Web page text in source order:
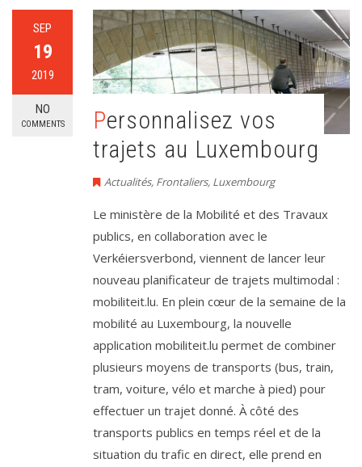
SEP
19
2019
NO
COMMENTS
Personnalisez vos
trajets au Luxembourg
Actualités, Frontaliers, Luxembourg
Le ministère de la Mobilité et des Travaux
publics, en collaboration avec le
Verkéiersverbond, viennent de lancer leur
nouveau planificateur de trajets multimodal :
mobiliteit.lu. En plein cœur de la semaine de la
mobilité au Luxembourg, la nouvelle
application mobiliteit.lu permet de combiner
plusieurs moyens de transports (bus, train,
tram, voiture, vélo et marche à pied) pour
effectuer un trajet donné. À côté des
transports publics en temps réel et de la
situation du trafic en direct, elle prend en